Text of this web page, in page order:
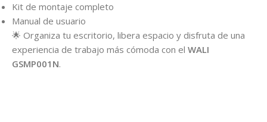
Kit de montaje completo
Manual de usuario
🌟 Organiza tu escritorio, libera espacio y disfruta de una
experiencia de trabajo más cómoda con el WALI
GSMP001N.